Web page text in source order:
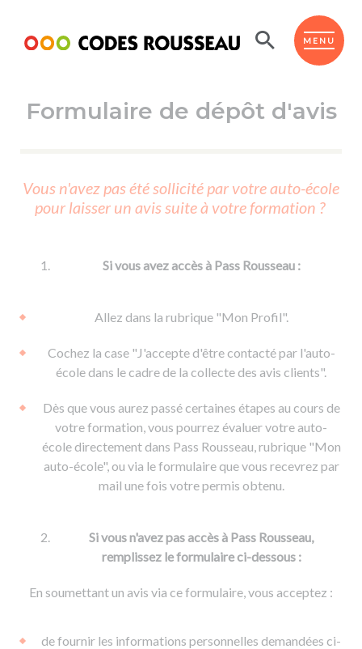
MENU
ESPACE ÉLÈVE
Code de la route
Passer l'ASSR
Réviser le code
Passer l'ETM
Permis voiture
Permis remorque
Permis & handicap
d'apprentissage
De la conduite en voiture
De la conduite à moto
Voir tous les supports
Formations pro.
Permis poids lourd
Formation FCO
Formation CACES
Devenir enseignant de la conduite
Ressources
Formulaire de dépôt d'avis
Vous n'avez pas été sollicité par votre auto-école
pour laisser un avis suite à votre formation ?
Si vous avez accès à Pass Rousseau :
Allez dans la rubrique "Mon Profil".
Cochez la case "J'accepte d'être contacté par l'auto-
école dans le cadre de la collecte des avis clients".
Dès que vous aurez passé certaines étapes au cours de
votre formation, vous pourrez évaluer votre auto-
école directement dans Pass Rousseau, rubrique "Mon
auto-école", ou via le formulaire que vous recevrez par
mail une fois votre permis obtenu.
Si vous n'avez pas accès à Pass Rousseau,
remplissez le formulaire ci-dessous :
En soumettant un avis via ce formulaire, vous acceptez :
de fournir les informations personnelles demandées ci-